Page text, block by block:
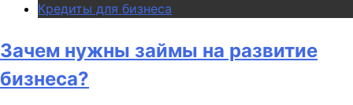
Кредиты для бизнеса
Зачем нужны займы на развитие
бизнеса?